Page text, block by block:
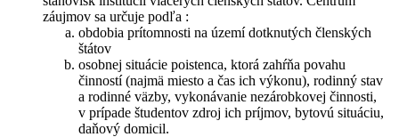
záujmov sa určuje podľa :
obdobia prítomnosti na území dotknutých členských
štátov
osobnej situácie poistenca, ktorá zahŕňa povahu
činností (najmä miesto a čas ich výkonu), rodinný stav
a rodinné väzby, vykonávanie nezárobkovej činnosti,
v prípade študentov zdroj ich príjmov, bytovú situáciu,
daňový domicil.